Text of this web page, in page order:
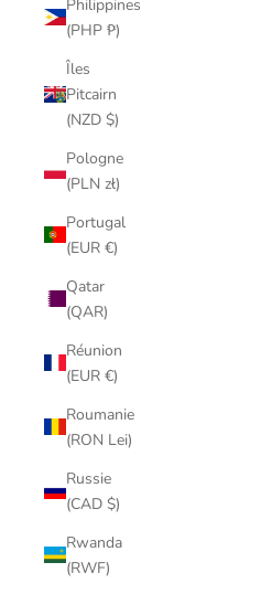
Philippines
(PHP ₱)
Îles
Pitcairn
(NZD $)
Pologne
(PLN zł)
Portugal
(EUR €)
Qatar
(QAR)
Réunion
(EUR €)
Roumanie
(RON Lei)
Russie
(CAD $)
Rwanda
(RWF)